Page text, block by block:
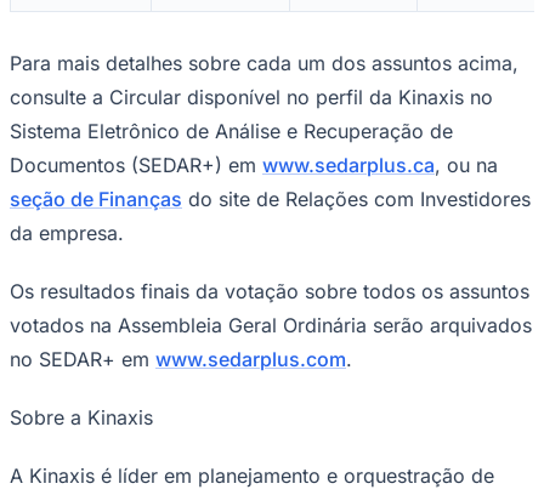
São Paulo
Para mais detalhes sobre cada um dos assuntos acima,
consulte a Circular disponível no perfil da Kinaxis no
Sistema Eletrônico de Análise e Recuperação de
Documentos (SEDAR+) em www.sedarplus.ca, ou na
seção de Finanças do site de Relações com Investidores
da empresa.
Os resultados finais da votação sobre todos os assuntos
votados na Assembleia Geral Ordinária serão arquivados
no SEDAR+ em www.sedarplus.com.
Sobre a Kinaxis
A Kinaxis é líder em planejamento e orquestração de